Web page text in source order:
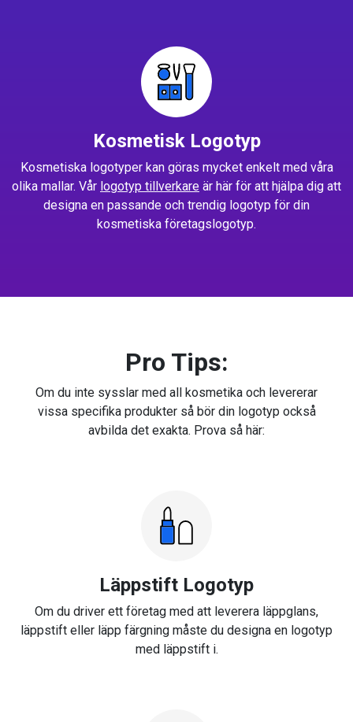
Kosmetisk Logotyp
Kosmetiska logotyper kan göras mycket enkelt med våra
olika mallar. Vår logotyp tillverkare är här för att hjälpa dig att
designa en passande och trendig logotyp för din
kosmetiska företagslogotyp.
Pro Tips:
Om du inte sysslar med all kosmetika och levererar
vissa specifika produkter så bör din logotyp också
avbilda det exakta. Prova så här:
Läppstift Logotyp
Om du driver ett företag med att leverera läppglans,
läppstift eller läpp färgning måste du designa en logotyp
med läppstift i.